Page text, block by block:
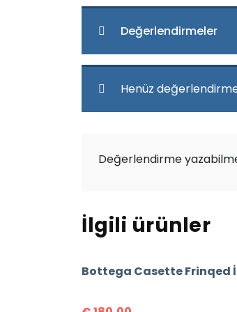
Değerlendirmeler
Henüz
Değerlendirme
İlgili ürünler